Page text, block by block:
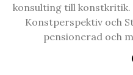
konsulting till
Konstperspektiv och
pensionerad och